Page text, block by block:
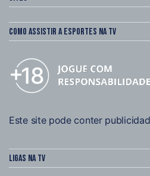
Como assistir a esportes na TV
Este site pode conter
Ligas na TV